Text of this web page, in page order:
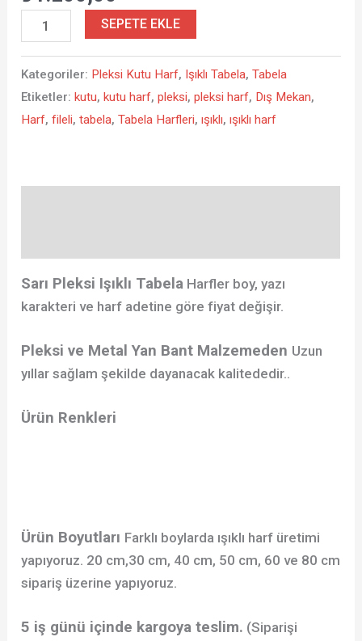
SEPETE EKLE
Kategoriler: Pleksi Kutu Harf, Işıklı Tabela,Tabela
Etiketler:kutu,kutu harf,pleksi,pleksi harf, Dış Mekan,
Harf,fileli,tabela,Tabela Harfleri,ışıklı,ışıklı harf
Sarı Pleksi Işıklı Tabela Harfler boy, yazı
karakteri ve harf adetine göre fiyat değişir.
Pleksi ve Metal Yan Bant Malzemeden Uzun
yıllar sağlam şekilde dayanacak kalitededir..
Ürün Renkleri
Ürün Boyutları Farklı boylarda ışıklı harf üretimi
yapıyoruz. 20 cm,30 cm, 40 cm, 50 cm, 60 ve 80 cm
sipariş üzerine yapıyoruz.
5 iş günü içinde kargoya teslim. (Siparişi